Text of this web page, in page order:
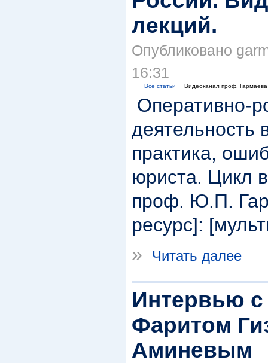
лекций.
Опубликовано
16:31
Все статьи Видеоканал проф. Гармаева
Оперативно-
деятельность
практика,
юриста. Цикл
проф. Ю.П.
ресурс]:
»
Читать далее
Интервью
Фаритом
Аминевым